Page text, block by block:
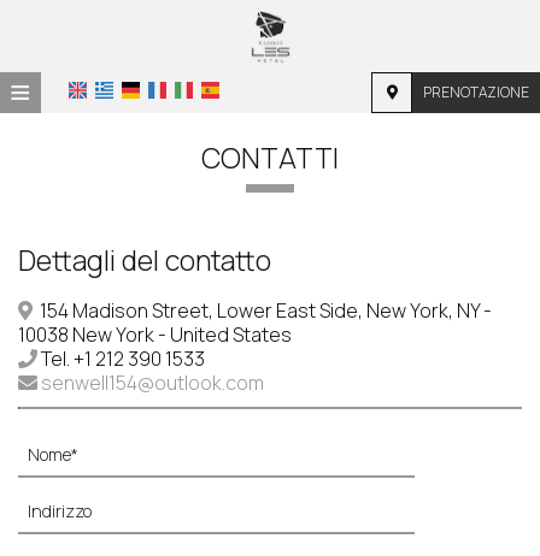
≡ PRENOTAZIONE
POSIZIONE
FOTOGRAFIE
RICHIESTA
CONTATTI
Dettagli del contatto
154 Madison Street, Lower East Side, New York, NY -
10038 New York - United States
Tel.+1 212 390 1533
senwell154@outlook.com